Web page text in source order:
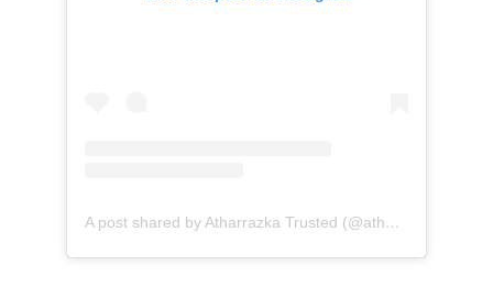
A post shared by Atharrazka Trusted (@atharrazka.agency)